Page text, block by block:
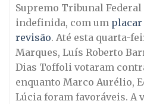
Supremo Tribunal Federal
indefinida, com um placar
revisão. Até esta quarta-
Marques, Luís Roberto
Dias Toffoli votaram
enquanto Marco Aurélio,
Lúcia foram favoráveis. A